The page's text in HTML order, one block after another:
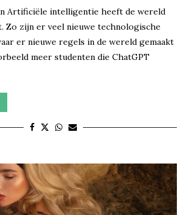
Artificiële intelligentie heeft de wereld
Zo zijn er veel nieuwe technologische
er nieuwe regels in de wereld gemaakt
meer studenten die ChatGPT